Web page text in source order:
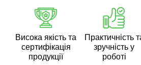
Висока якість та
сертифікація
продукції
Практичність
зручність у
роботі